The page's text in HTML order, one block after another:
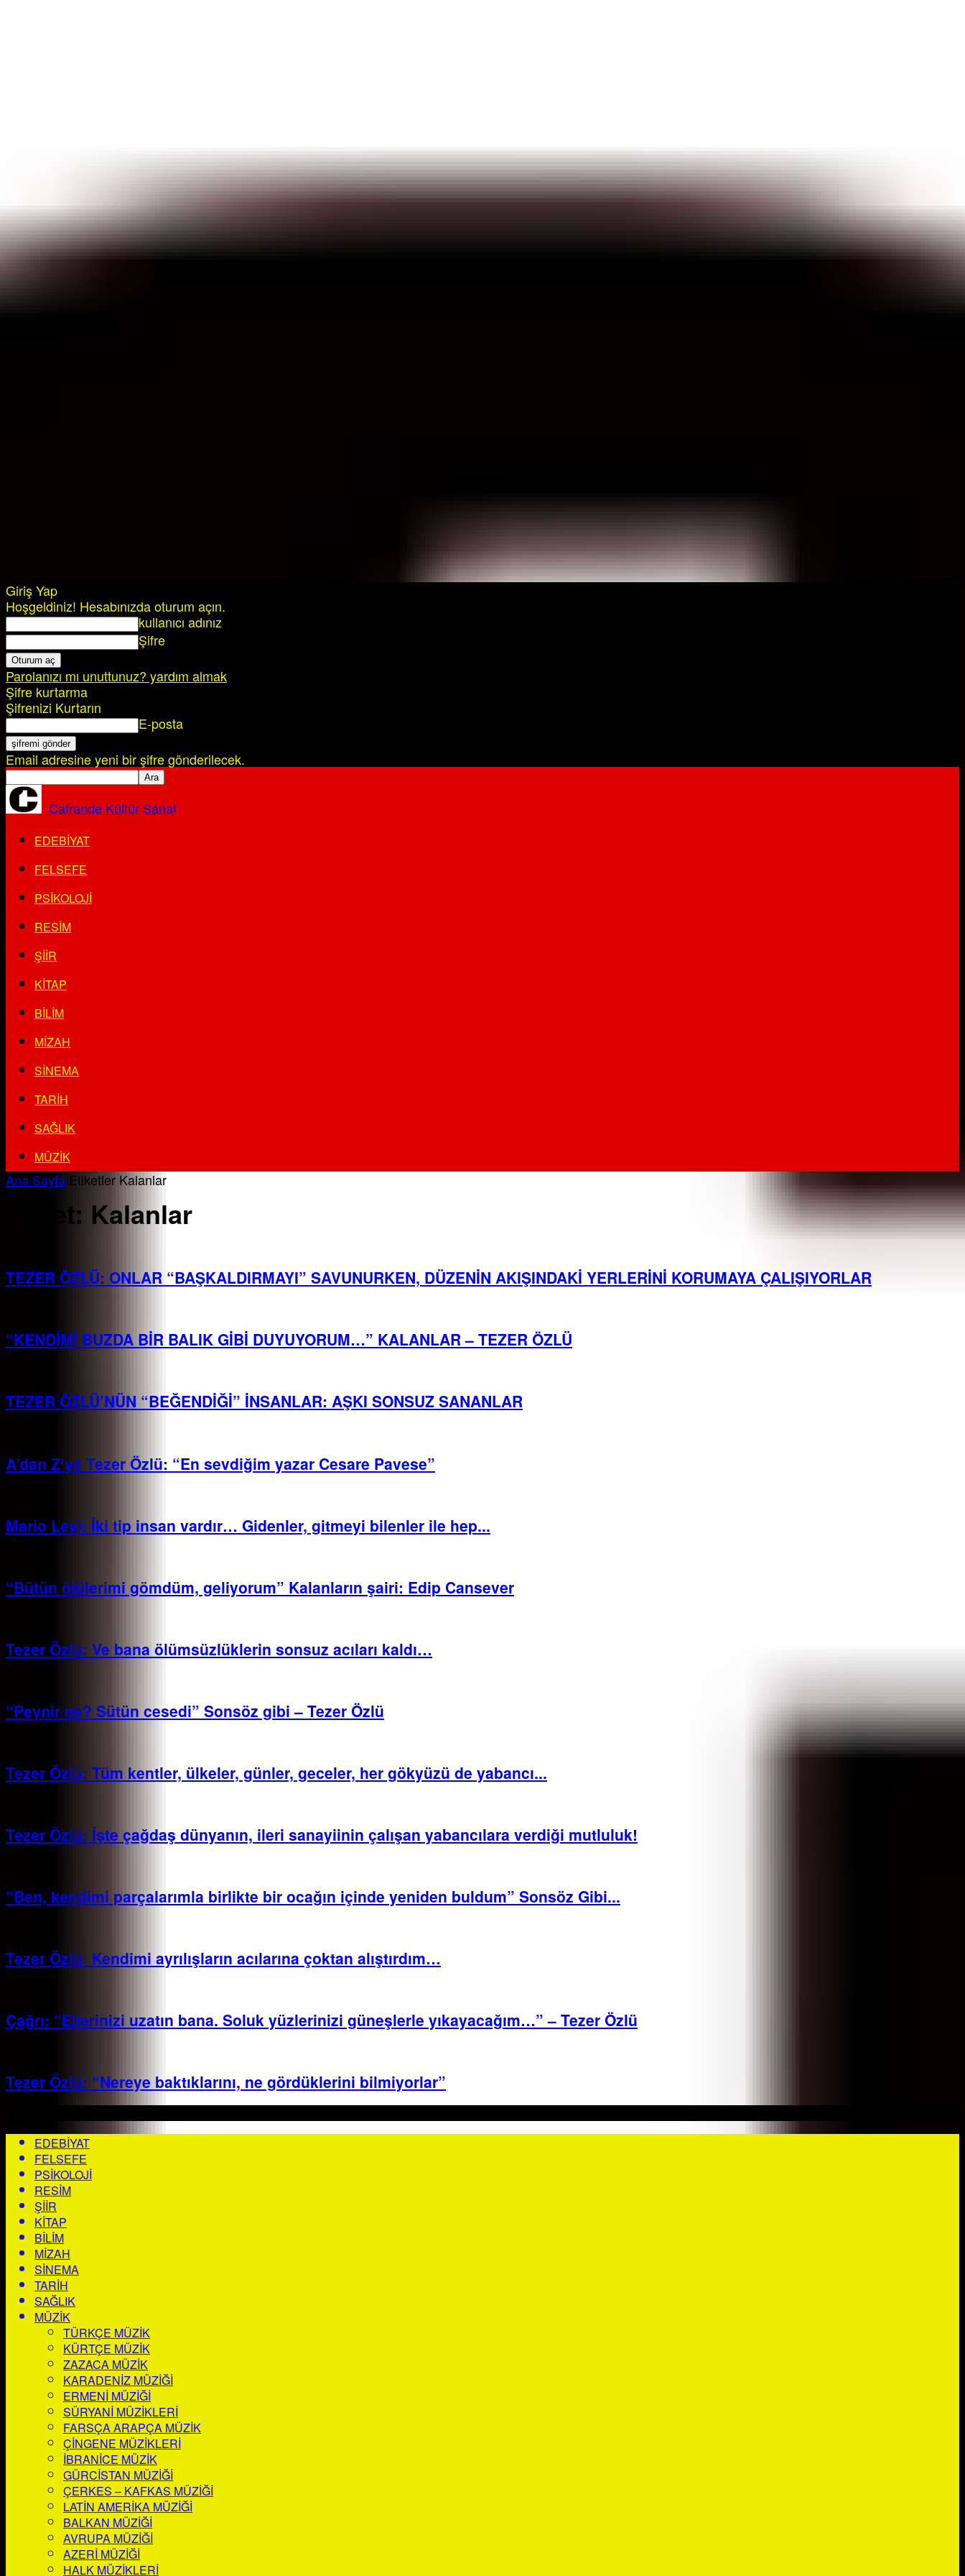
Giriş Yap
Hoşgeldiniz! Hesabınızda oturum açın.
kullanıcı adınız
Şifre
Parolanızı mı unuttunuz? yardım almak
Şifre kurtarma
Şifrenizi Kurtarın
E-posta
Email adresine yeni bir şifre gönderilecek.
Cafrande Kültür Sanat
EDEBIYAT
FELSEFE
PSIKOLOJI
RESIM
ŞIIR
KITAP
BILIM
MIZAH
SINEMA
TARIH
SAĞLIK
MÜZIK
Ana Sayfa Etiketler Kalanlar
Etiket: Kalanlar
TEZER ÖZLÜ: ONLAR “BAŞKALDIRMAYI” SAVUNURKEN, DÜZENİN AKIŞINDAKİ YERLERİNİ KORUMAYA ÇALIŞIYORLAR
“KENDİMİ BUZDA BİR BALIK GİBİ DUYUYORUM…” KALANLAR – TEZER ÖZLÜ
TEZER ÖZLÜ’NÜN “BEĞENDİĞİ” İNSANLAR: AŞKI SONSUZ SANANLAR
A’dan Z’ye Tezer Özlü: “En sevdiğim yazar Cesare Pavese”
Mario Levi: İki tip insan vardır… Gidenler, gitmeyi bilenler ile hep...
“Bütün ölülerimi gömdüm, geliyorum” Kalanların şairi: Edip Cansever
Tezer Özlü: Ve bana ölümsüzlüklerin sonsuz acıları kaldı…
“Peynir ne? Sütün cesedi” Sonsöz gibi – Tezer Özlü
Tezer Özlü: Tüm kentler, ülkeler, günler, geceler, her gökyüzü de yabancı...
Tezer Özlü: İşte çağdaş dünyanın, ileri sanayiinin çalışan yabancılara verdiği mutluluk!
“Ben, kendimi parçalarımla birlikte bir ocağın içinde yeniden buldum” Sonsöz Gibi...
Tezer Özlü: Kendimi ayrılışların acılarına çoktan alıştırdım…
Çağrı: “Ellerinizi uzatın bana. Soluk yüzlerinizi güneşlerle yıkayacağım…” – Tezer Özlü
Tezer Özlü: “Nereye baktıklarını, ne gördüklerini bilmiyorlar”
EDEBIYAT
FELSEFE
PSIKOLOJI
RESIM
ŞIIR
KITAP
BILIM
MIZAH
SINEMA
TARIH
SAĞLIK
MÜZIK
TÜRKÇE MÜZIK
KÜRTÇE MÜZIK
ZAZACA MÜZIK
KARADENIZ MÜZIĞI
ERMENI MÜZIĞI
SÜRYANI MÜZIKLERI
FARSÇA ARAPÇA MÜZIK
ÇINGENE MÜZIKLERI
İBRANICE MÜZIK
GÜRCISTAN MÜZIĞI
ÇERKES – KAFKAS MÜZIĞI
LATIN AMERIKA MÜZIĞI
BALKAN MÜZIĞI
AVRUPA MÜZIĞI
AZERI MÜZIĞI
HALK MÜZIKLERI